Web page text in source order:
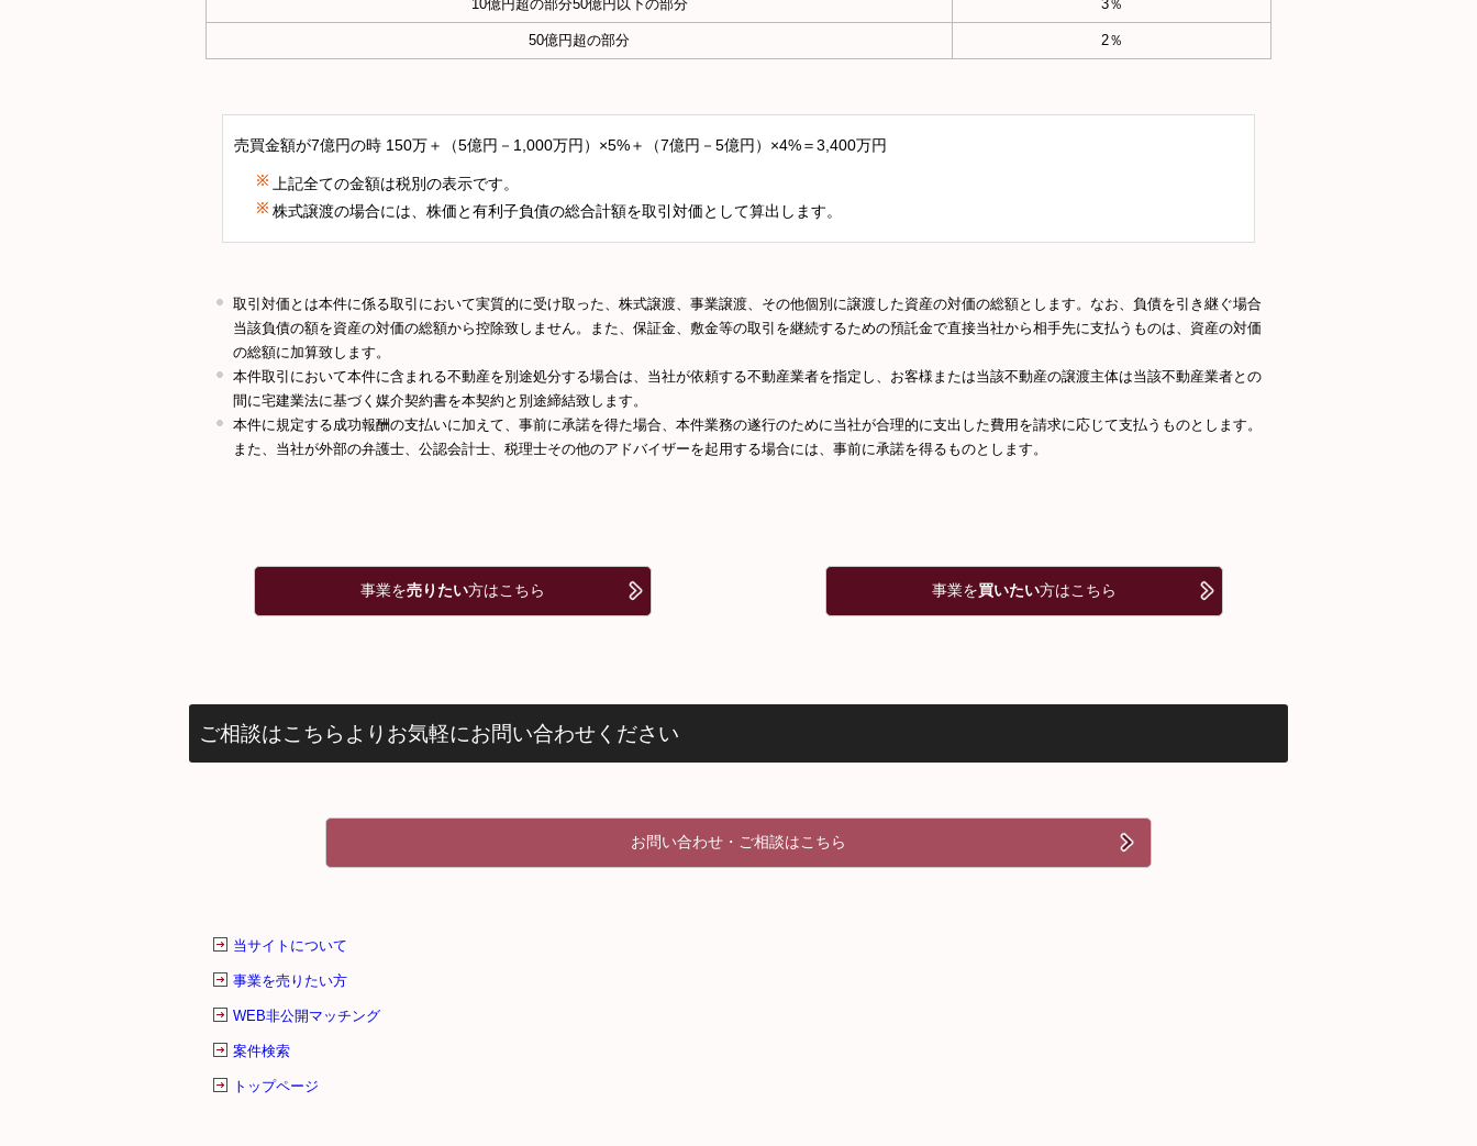
10億円超の部分50億円以下の部分 3％
50億円超の部分 2％
売買金額が7億円の時 150万＋（5億円－1,000万円）×5%＋（7億円－5億円）×4%＝3,400万円
上記全ての金額は税別の表示です。
株式譲渡の場合には、株価と有利子負債の総合計額を取引対価として算出します。
取引対価とは本件に係る取引において実質的に受け取った、株式譲渡、事業譲渡、その他個別に譲渡した資産の対価の総額とします。なお、負債を引き継ぐ場合
当該負債の額を資産の対価の総額から控除致しません。また、保証金、敷金等の取引を継続するための預託金で直接当社から相手先に支払うものは、資産の対価
の総額に加算致します。
本件取引において本件に含まれる不動産を別途処分する場合は、当社が依頼する不動産業者を指定し、お客様または当該不動産の譲渡主体は当該不動産業者との
間に宅建業法に基づく媒介契約書を本契約と別途締結致します。
本件に規定する成功報酬の支払いに加えて、事前に承諾を得た場合、本件業務の遂行のために当社が合理的に支出した費用を請求に応じて支払うものとします。
また、当社が外部の弁護士、公認会計士、税理士その他のアドバイザーを起用する場合には、事前に承諾を得るものとします。
事業を売りたい方はこちら 事業を買いたい方はこちら
ご相談はこちらよりお気軽にお問い合わせください
お問い合わせ・ご相談はこちら
当サイトについて
事業を売りたい方
WEB非公開マッチング
案件検索
トップページ